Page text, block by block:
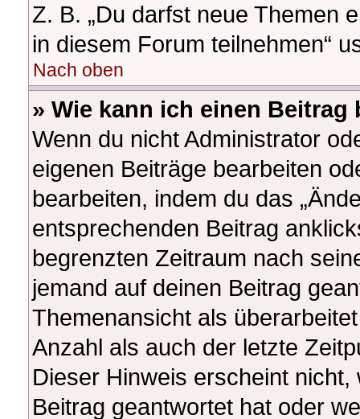
Z. B. „Du darfst neue Themen
in diesem Forum teilnehmen“
Nach oben
» Wie kann ich einen
Wenn du nicht Administrator
eigenen Beiträge bearbeiten
bearbeiten, indem du das
entsprechenden Beitrag
begrenzten Zeitraum nach
jemand auf deinen Beitrag
Themenansicht als
Anzahl als auch der letzte
Dieser Hinweis erscheint
Beitrag geantwortet hat oder